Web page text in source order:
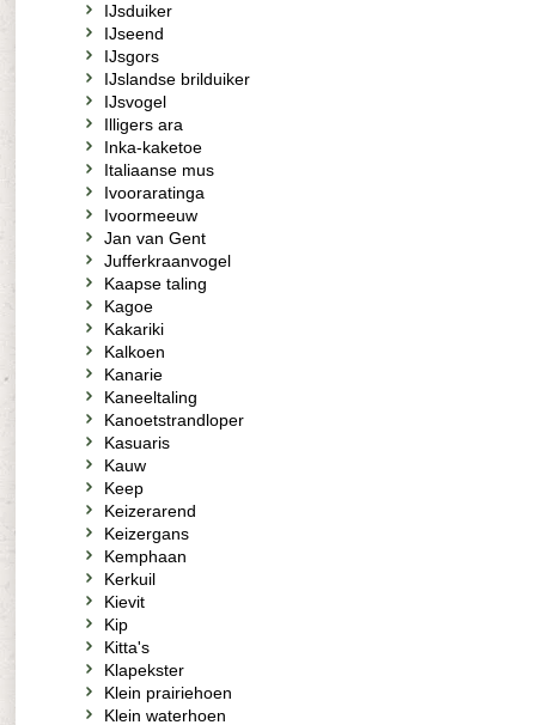
IJsduiker
IJseend
IJsgors
IJslandse brilduiker
IJsvogel
Illigers ara
Inka-kaketoe
Italiaanse mus
Ivooraratinga
Ivoormeeuw
Jan van Gent
Jufferkraanvogel
Kaapse taling
Kagoe
Kakariki
Kalkoen
Kanarie
Kaneeltaling
Kanoetstrandloper
Kasuaris
Kauw
Keep
Keizerarend
Keizergans
Kemphaan
Kerkuil
Kievit
Kip
Kitta's
Klapekster
Klein prairiehoen
Klein waterhoen